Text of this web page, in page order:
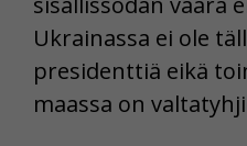
Ukrainassa ei ole
presidenttiä eikä
maassa on